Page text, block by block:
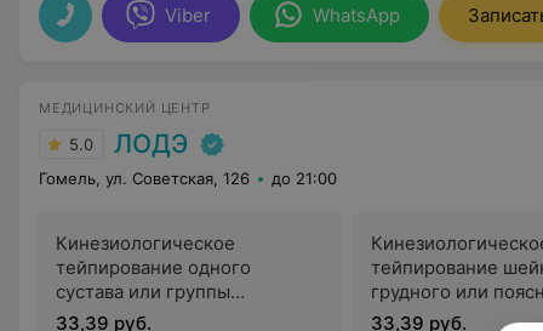
Viber WhatsApp
МЕДИЦИНСКИЙ ЦЕНТР
5.0 ЛОДЭ
Гомель, ул. Советская, 126 до 21:00
Кинезиологическое
тейпирование одного
сустава или группы
мускулатуры нижней или
33,39 руб.
тейпирование
грудного или
отдела
33,39 руб.